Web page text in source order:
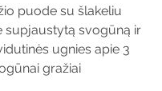
puode su šlakeliu
supjaustytą svogūną ir
ugnies apie 3
gražiai